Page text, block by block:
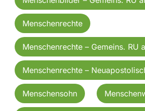
Menschenrechte
Menschenrechte – Gemeins. RU
Menschenrechte –
Menschensohn